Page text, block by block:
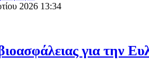
2026 13:34
για την